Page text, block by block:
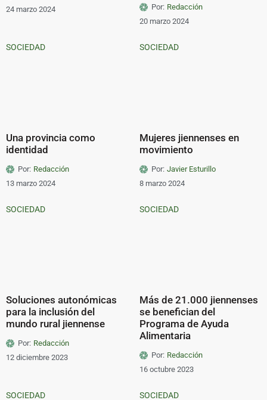
24 marzo 2024
Por: Redacción
20 marzo 2024
SOCIEDAD
Una provincia como
identidad
Por: Redacción
13 marzo 2024
SOCIEDAD
Mujeres jiennenses en
movimiento
Por: Javier Esturillo
8 marzo 2024
SOCIEDAD
Soluciones autonómicas
para la inclusión del
mundo rural jiennense
Por: Redacción
12 diciembre 2023
SOCIEDAD
Más de 21.000 jiennenses
se benefician del
Programa de Ayuda
Alimentaria
Por: Redacción
16 octubre 2023
SOCIEDAD SOCIEDAD